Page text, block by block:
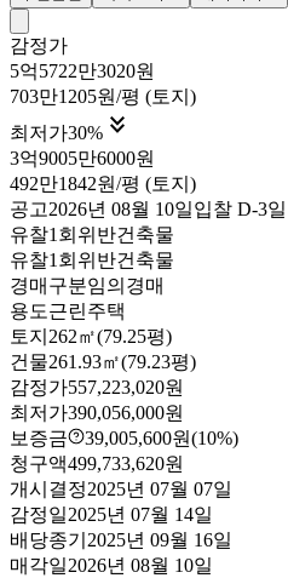
감정가
5억5722만3020원
703만1205원/평 (토지)
최저가30% 
3억9005만6000원
492만1842원/평 (토지)
공고2026년 08월 10일입찰 D-3일
유찰1회 위반건축물
유찰1회 위반건축물
경매구분임의경매
용도근린주택
토지 262㎡(79.25평)
건물261.93㎡(79.23평)
감정가557,223,020원
최저가390,056,000원
보증금
39,005,600원(10%)
청구액499,733,620원
개시결정2025년 07월 07일
감정일2025년 07월 14일
배당종기 2025년 09월 16일
매각일2026년 08월 10일